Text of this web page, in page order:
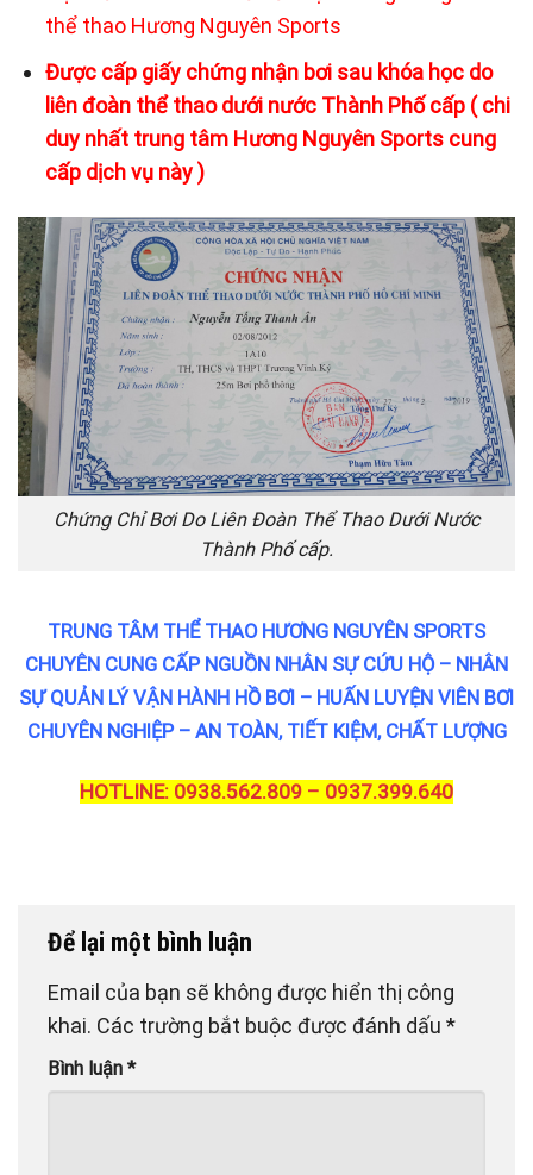
thể thao Hương Nguyên Sports
Được cấp giấy chứng nhận bơi sau khóa học do
liên đoàn thể thao dưới nước Thành Phố cấp ( chi
duy nhất trung tâm Hương Nguyên Sports cung
cấp dịch vụ này )
Chứng Chỉ Bơi Do Liên Đoàn Thể Thao Dưới Nước
Thành Phố cấp.
TRUNG TÂM THỂ THAO HƯƠNG NGUYÊN SPORTS
CHUYÊN CUNG CẤP NGUỒN NHÂN SỰ CỨU HỘ – NHÂN
SỰ QUẢN LÝ VẬN HÀNH HỒ BƠI – HUẤN LUYỆN VIÊN BƠI
CHUYÊN NGHIỆP – AN TOÀN, TIẾT KIỆM, CHẤT LƯỢNG
HOTLINE: 0938.562.809 – 0937.399.640
Để lại một bình luận
Email của bạn sẽ không được hiển thị công
khai. Các trường bắt buộc được đánh dấu *
Bình luận *